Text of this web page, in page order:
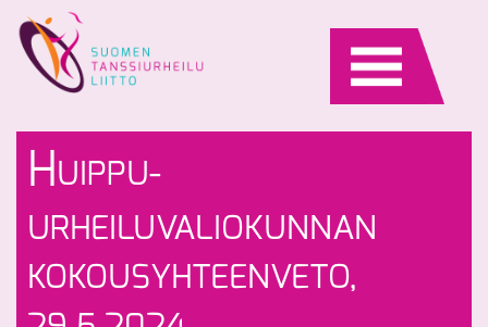
content
H UIPPU-
URHEILUVALIOKUNNAN
KOKOUSYHTEENVETO,